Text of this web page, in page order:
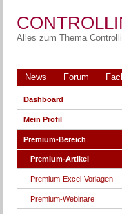
Alles zum Thema
News Forum
Dashboard
Mein Profil
Premium-Bereich
Premium-Artikel
Premium-Excel-Vorlagen
Premium-Webinare